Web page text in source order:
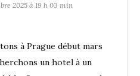
2025 à 19 h 03 min
à Prague début mars
un hotel à un